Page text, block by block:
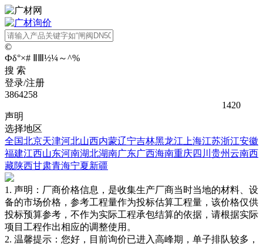
©
Фδ°×# ½¼～^%
搜 索
登录/注册
3864258
1420
声明
选择地区
全国北京天津河北山西内蒙辽宁吉林黑龙江 上海江苏浙江安徽
福建江西山东河南湖北湖南广东广西海南重庆四川 贵州云南西
藏陕西甘肃青海宁夏新疆
1. 声明：厂商价格信息，是收集生产厂商当时当地的材料、设
备的市场价格，参考工程量作为投标估算工程量，该价格仅供
投标预算参考，不作为实际工程承包结算的依据，请根据实际
项目工程作出相应的调整使用。
2. 温馨提示：您好，目前询价已进入高峰期，单子排队较多，